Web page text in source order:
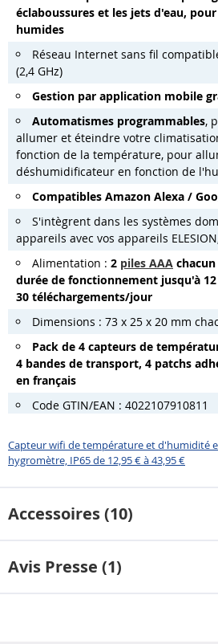
éclaboussures et les jets d'eau,
humides
Réseau Internet sans fil
(2,4 GHz)
Gestion par application mobile
Automatismes programmables,
allumer et éteindre votre
fonction de la température, pour
déshumidificateur en fonction de
Compatibles Amazon Alexa /
S'intègrent dans les systèmes
appareils avec vos appareils
Alimentation : 2 piles AAA
durée de fonctionnement jusqu'à
30 téléchargements/jour
Dimensions : 73 x 25 x 20 mm
Pack de 4 capteurs de
4 bandes de transport, 4 patchs
en français
Code GTIN/EAN : 4022107910811
Capteur wifi de température et d'humidité
hygromètre, IP65 de 12,95 € à 43,95 €
Accessoires (10)
Avis Presse (1)